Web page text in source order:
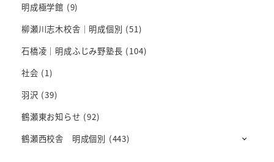
明成極学館 (9)
柳瀬川志木校舎｜明成個別 (51)
石橋凌｜明成ふじみ野塾長 (104)
社会 (1)
羽沢 (39)
鶴瀬東お知らせ (92)
鶴瀬西校舎 明成個別 (443)